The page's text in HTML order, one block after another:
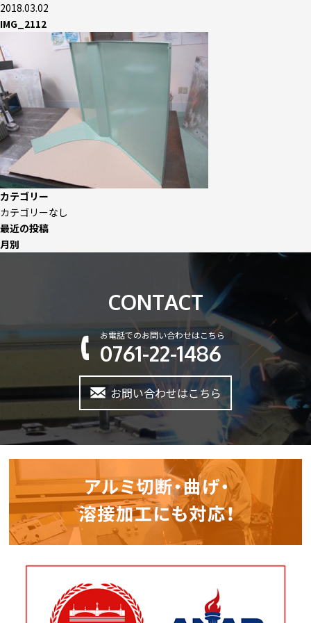
2018.03.02
IMG_2112
カテゴリー
カテゴリーなし
最近の投稿
月別
CONTACT
お電話でのお問い合わせはこちら
0761-22-1486
お問い合わせはこちら